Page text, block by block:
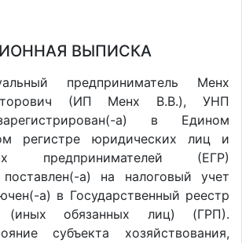
ВЫПИСКА
предприниматель Менх
(ИП Менх В.В.), УНП
а) в Едином
регистре юридических лиц и
предпринимателей (ЕГР)
a) на налоговый учет
a) в Государственный реестр
(иных обязанных лиц) (ГРП).
субъекта хозяйствования,